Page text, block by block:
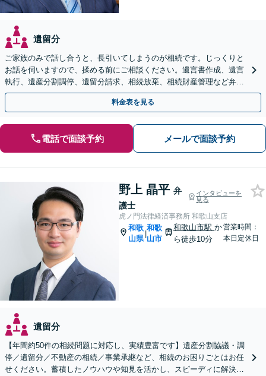
遺留分
ご家族のみで話し合うと、長引いてしまうのが相続です。じっくりと
お話を伺いますので、揉める前にご相談ください。遺言書作成、遺言
執行、遺産分割調停、遺留分請求、相続放棄、相続財産管理など弁護
士にお任せください。【女性スタッフ在籍】
料金表を見る
電話で面談予約 メールで面談予約
野上 晶平 弁
護士
インタビューを
見る
虎ノ門法律経済事務所 和歌山支店
和歌
山県
|
和歌
山市
和歌山市駅 か
ら徒歩10分
営業時間：
本日定休日
遺留分
【年間約50件の相続問題に対応し、実績豊富です】遺産分割協議・調
停／遺留分／不動産の相続／事業承継など、相続のお困りごとはお任
せください。蓄積したノウハウや知見を活かし、スピーディに解決を